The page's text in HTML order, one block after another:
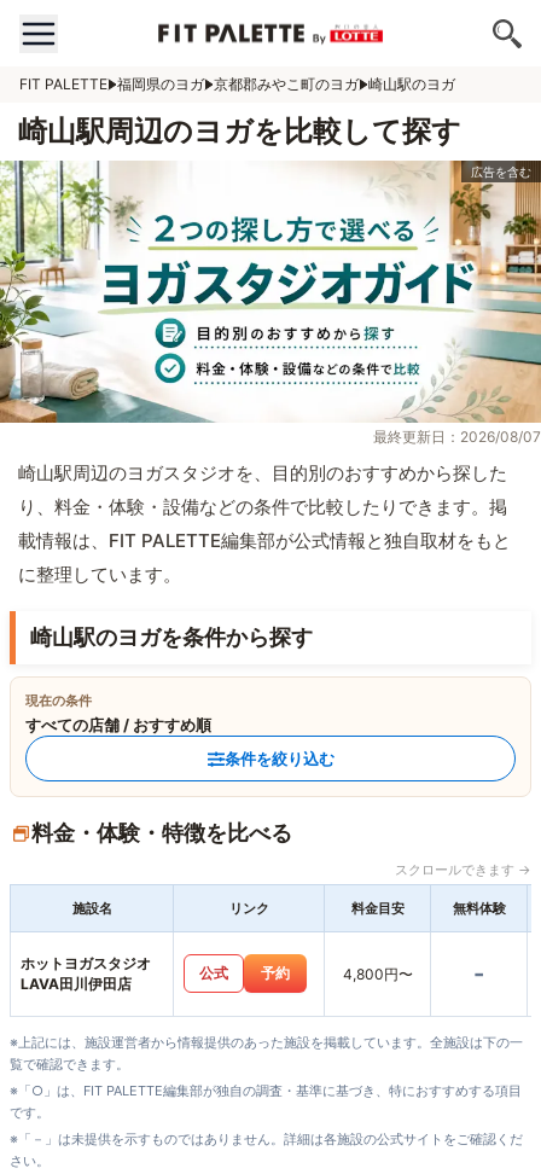
FIT PALETTE 福岡県のヨガ 京都郡みやこ町のヨガ 崎山駅のヨガ
崎山駅周辺のヨガを比較して探す
最終更新日：2026/08/07
崎山駅周辺のヨガスタジオを、目的別のおすすめから探した
り、料金・体験・設備などの条件で比較したりできます。掲
載情報は、FIT PALETTE編集部が公式情報と独自取材をもと
に整理しています。
崎山駅のヨガを条件から探す
現在の条件
すべての店舗 / おすすめ順
条件を絞り込む
料金・体験・特徴を比べる
スクロールできます →
施設名 リンク 料金目安 無料体験
ホットヨガスタジオ
LAVA田川伊田店
公式 予約 4,800円〜 -
※上記には、施設運営者から情報提供のあった施設を掲載しています。全施設は下の一
覧で確認できます。
※「○」は、FIT PALETTE編集部が独自の調査・基準に基づき、特におすすめする項目
です。
※「－」は未提供を示すものではありません。詳細は各施設の公式サイトをご確認くだ
さい。